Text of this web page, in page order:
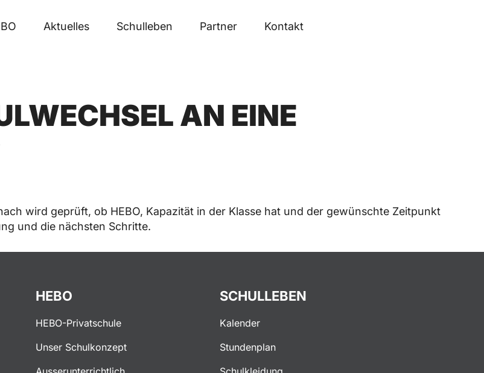
Aktuelles Schulleben Partner Kontakt
AN EINE
wird geprüft, ob HEBO, Kapazität in der Klasse hat und der gewünschte Zeitpunkt
und die nächsten Schritte.
HEBO
HEBO-Privatschule
Unser Schulkonzept
SCHULLEBEN
Kalender
Stundenplan